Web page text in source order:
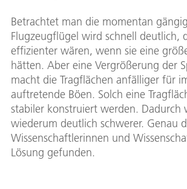
Betrachtet man die momentan
Flugzeugflügel wird schnell deutlich,
effizienter wären, wenn sie eine
hätten. Aber eine Vergrößerung der
macht die Tragflächen anfälliger für
auftretende Böen. Solch eine
stabiler konstruiert werden. Dadurch
wiederum deutlich schwerer. Genau
Wissenschaftlerinnen und
Lösung gefunden.